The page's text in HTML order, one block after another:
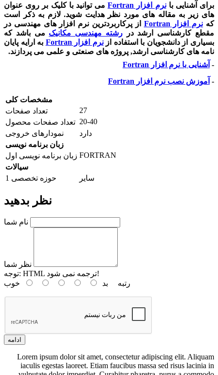
برای آشنایی بانرم افزار Fortranمی توانید با کلیک بر روی عنوان
های زیر به مقاله های مورد نظر هدایت شوید. لازم به ذکر است
که نرم افزار Fortran از پرکاربردترین نرم افزار های مهندسی در
مقطع کارشناسی ارشد دررشته مهندسی مکانیک می باشد که
بسیاری از دانشجویان با استفاده ازنرم افزار Fortran به ارایه پایان
نامه های کارشناسی ارشد, پروژه های صنعتی و علمی می پردازند.
- آشنایی با نرم افزار Fortran
- آموزش نصب نرم افزار Fortran
مشخصات کلی
تعداد صفحات
27
تعداد صفحات محصول 20-40
نمودارهای خروجی
دارد
زبان برنامه نویسی
زبان برنامه نویسی اول FORTRAN
سیالات
حوزه تخصصی 1
سایر
نظر بدهید
نام شما
نظر شما
توجه:
HTML ترجمه نمی شود!
رتبه بد خوب
ادامه
Lorem ipsum dolor sit amet, consectetur adipiscing elit. Aliquam
iaculis egestas laoreet. Etiam faucibus massa sed risus lacinia in